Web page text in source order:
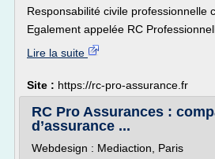
Responsabilité civile professionnelle
Egalement appelée RC
Lire la suite
Site : https://rc-pro-assurance.fr
RC Pro Assurances :
d’assurance ...
Webdesign : Mediaction, Paris